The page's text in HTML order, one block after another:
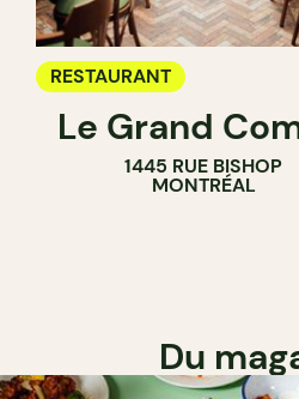
RESTAURANT
Le Grand
1445 RUE BISHOP
MONTRÉAL
Du